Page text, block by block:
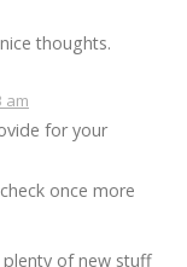
thoughts.
am
for your
once more
plenty of new stuff